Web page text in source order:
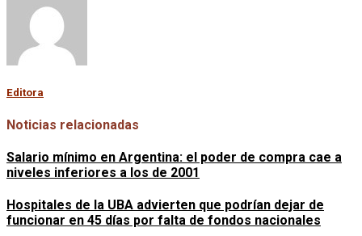
Editora
Noticias relacionadas
Salario mínimo en Argentina: el poder de compra cae a
niveles inferiores a los de 2001
Hospitales de la UBA advierten que podrían dejar de
funcionar en 45 días por falta de fondos nacionales